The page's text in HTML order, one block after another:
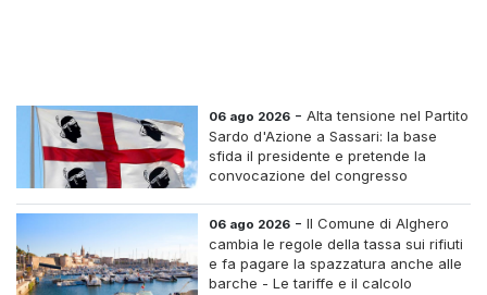
06 ago 2026 -Alta tensione nel Partito
Sardo d'Azione a Sassari: la base
sfida il presidente e pretende la
convocazione del congresso
06 ago 2026 -Il Comune di Alghero
cambia le regole della tassa sui rifiuti
e fa pagare la spazzatura anche alle
barche - Le tariffe e il calcolo